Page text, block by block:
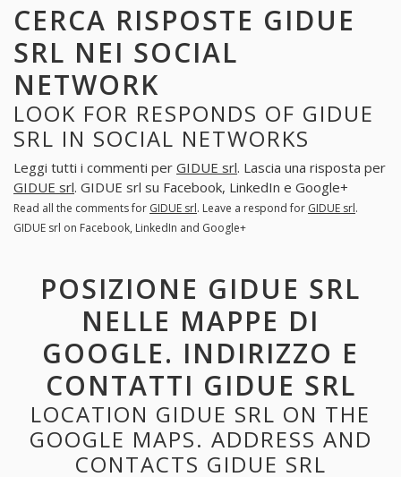
CERCA RISPOSTE GIDUE
SRL NEI SOCIAL
NETWORK
LOOK FOR RESPONDS OF GIDUE
SRL IN SOCIAL NETWORKS
Leggi tutti i commenti per GIDUE srl. Lascia una risposta per
GIDUE srl. GIDUE srl su Facebook, LinkedIn e Google+
Read all the comments for GIDUE srl. Leave a respond for GIDUE srl.
GIDUE srl on Facebook, LinkedIn and Google+
POSIZIONE GIDUE SRL
NELLE MAPPE DI
GOOGLE. INDIRIZZO E
CONTATTI GIDUE SRL
LOCATION GIDUE SRL ON THE
GOOGLE MAPS. ADDRESS AND
CONTACTS GIDUE SRL